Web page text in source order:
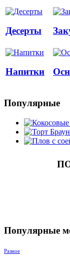
Десерты
Напитки
Популярные
Популярные
Разное